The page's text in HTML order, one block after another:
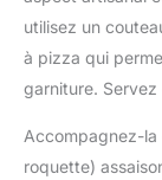
utilisez un
à pizza qui
garniture. Servez
Accompagnez-la
roquette)